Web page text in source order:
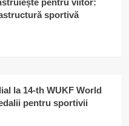
pentru viitor:
sportivă
la 14-th WUKF World
pentru sportivii